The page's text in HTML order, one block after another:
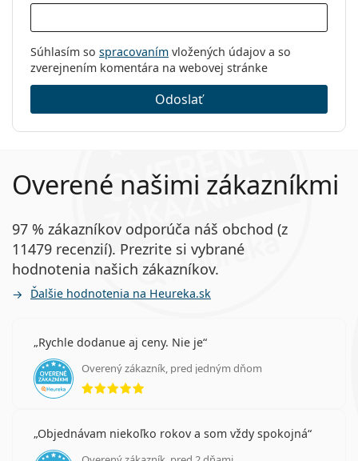
Súhlasím so spracovaním vložených údajov a so
zverejnením komentára na webovej stránke
Odoslať
Overené našimi zákazníkmi
97 % zákazníkov odporúča náš obchod (z
11479 recenzií). Prezrite si vybrané
hodnotenia našich zákazníkov.
Ďalšie hodnotenia na Heureka.sk
Rychle dodanue aj ceny. Nie je
Overený zákazník, pred jedným dňom
hodnotenie 5 z 5
Objednávam niekoľko rokov a som vždy spokojná